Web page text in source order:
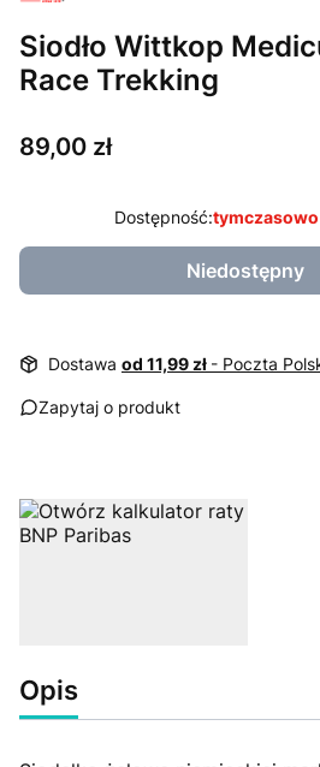
Siodło Wittkop
Race Trekking
Cena
89,00 zł
Dostępność:
Niedostępny
Dostawa od 11,99 zł - Poczta
Zapytaj o produkt
Opis